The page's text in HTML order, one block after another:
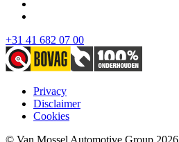
+31 41 682 07 00
Privacy
Disclaimer
Cookies
© Van Mossel Automotive Group 2026